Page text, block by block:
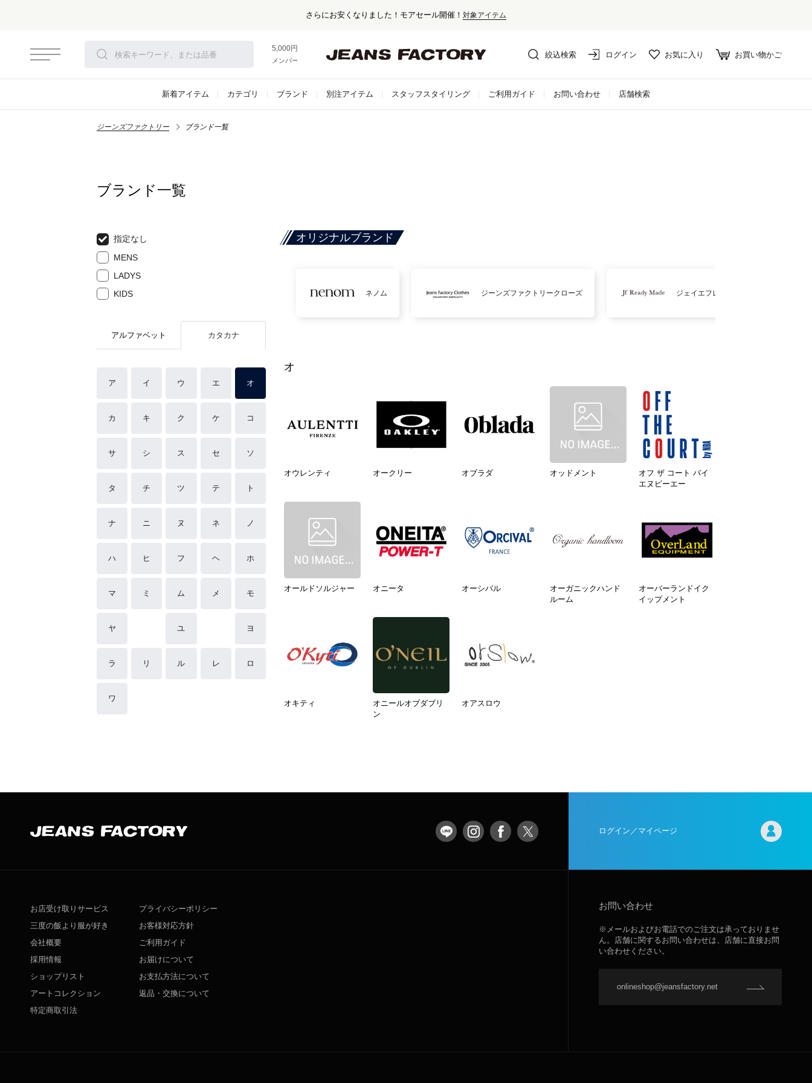
さらにお安くなりました！モアセール開催！ 対象アイテム
5,000円以上お買い上げで送料無料！
メンバー登録でお得な情報をゲット。さらに詳しく
絞込検索 ログイン お気に入り お買い物かご
新着アイテム カテゴリ ブランド 別注アイテム スタッフスタイリング ご利用ガイド お問い合わせ 店舗検索
ジーンズファクトリー ブランド一覧
ブランド一覧
指定なし
MENS
LADYS
KIDS
アルファベット カタカナ
ア イ ウ エ オ
カ キ ク ケ コ
サ シ ス セ ソ
タ チ ツ テ ト
ナ ニ ヌ ネ ノ
ハ ヒ フ ヘ ホ
マ ミ ム メ モ
ヤ ユ ヨ
ラ リ ル レ ロ
ワ
オリジナルブランド
ネノム ジーンズファクトリークローズ ジェイエフレディメイド
オ
オウレンティ オークリー オブラダ オッドメント
オフ ザ コート バイ
エヌビーエー
オールドソルジャー オニータ オーシバル
オーガニックハンド
ルーム
オーバーランドイク
イップメント
オキティ
オニールオブダブリ
ン
オアスロウ
ログイン／マイページ
お店受け取りサービス
三度の飯より服が好き
会社概要
採用情報
ショップリスト
アートコレクション
特定商取引法
プライバシーポリシー
お客様対応方針
ご利用ガイド
お届けについて
お支払方法について
返品・交換について
お問い合わせ
※メールおよびお電話でのご注文は承っておりませ
ん。店舗に関するお問い合わせは、店舗に直接お問
い合わせください。
onlineshop@jeansfactory.net